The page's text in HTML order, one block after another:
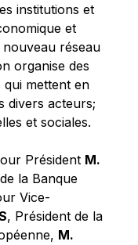
institutions et
et
réseau
organise des
qui mettent en
divers acteurs;
et sociales.
Président M.
la Banque
Vice-
, Président de la
M.